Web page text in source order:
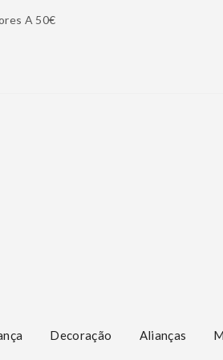
A 50€
Decoração Alianças